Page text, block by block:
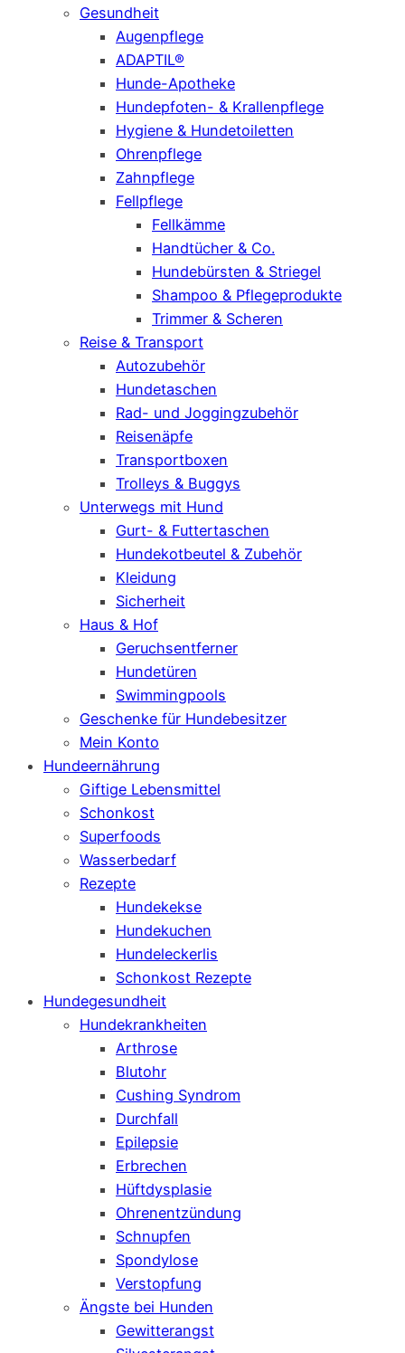
Gesundheit
Augenpflege
ADAPTIL®
Hunde-Apotheke
Hundepfoten- & Krallenpflege
Hygiene & Hundetoiletten
Ohrenpflege
Zahnpflege
Fellpflege
Fellkämme
Handtücher & Co.
Hundebürsten & Striegel
Shampoo & Pflegeprodukte
Trimmer & Scheren
Reise & Transport
Autozubehör
Hundetaschen
Rad- und Joggingzubehör
Reisenäpfe
Transportboxen
Trolleys & Buggys
Unterwegs mit Hund
Gurt- & Futtertaschen
Hundekotbeutel & Zubehör
Kleidung
Sicherheit
Haus & Hof
Geruchsentferner
Hundetüren
Swimmingpools
Geschenke für Hundebesitzer
Mein Konto
Hundeernährung
Giftige Lebensmittel
Schonkost
Superfoods
Wasserbedarf
Rezepte
Hundekekse
Hundekuchen
Hundeleckerlis
Schonkost Rezepte
Hundegesundheit
Hundekrankheiten
Arthrose
Blutohr
Cushing Syndrom
Durchfall
Epilepsie
Erbrechen
Hüftdysplasie
Ohrenentzündung
Schnupfen
Spondylose
Verstopfung
Ängste bei Hunden
Gewitterangst